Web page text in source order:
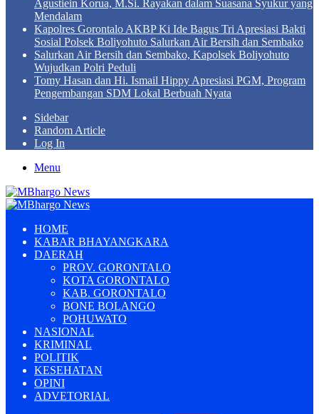
Agustiein Korua, M.Si. Rayakan dalam Suasana Syukur yang
Mendalam
Kapolres Gorontalo AKBP Ki Ide Bagus Tri Apresiasi Bakti
Sosial Polsek Boliyohuto Salurkan Air Bersih dan Sembako
Salurkan Air Bersih dan Sembako, Kapolsek Boliyohuto
Wujudkan Polri Peduli
Tomy Hasan dan Hi. Ismail Hippy Apresiasi PGM, Program
Pengembangan SDM Lokal Berbuah Nyata
Sidebar
Random Article
Log In
Menu
HOME
KABAR BHAYANGKARA
DAERAH
PROV. GORONTALO
KOTA GORONTALO
KAB. GORONTALO
BONE BOLANGO
POHUWATO
NASIONAL
KRIMINAL
POLITIK
KESEHATAN
OPINI
ADVETORIAL